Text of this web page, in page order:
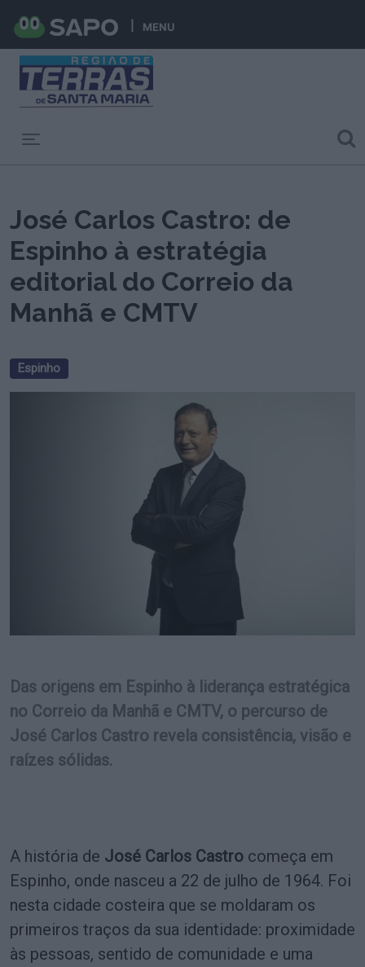
MENU
José Carlos Castro: de
Espinho à estratégia
editorial do Correio da
Manhã e CMTV
Espinho
Das origens em Espinho à liderança estratégica
no Correio da Manhã e CMTV, o percurso de
José Carlos Castro revela consistência, visão e
raízes sólidas.
A história de José Carlos Castro começa em
Espinho, onde nasceu a 22 de julho de 1964. Foi
nesta cidade costeira que se moldaram os
primeiros traços da sua identidade: proximidade
às pessoas, sentido de comunidade e uma